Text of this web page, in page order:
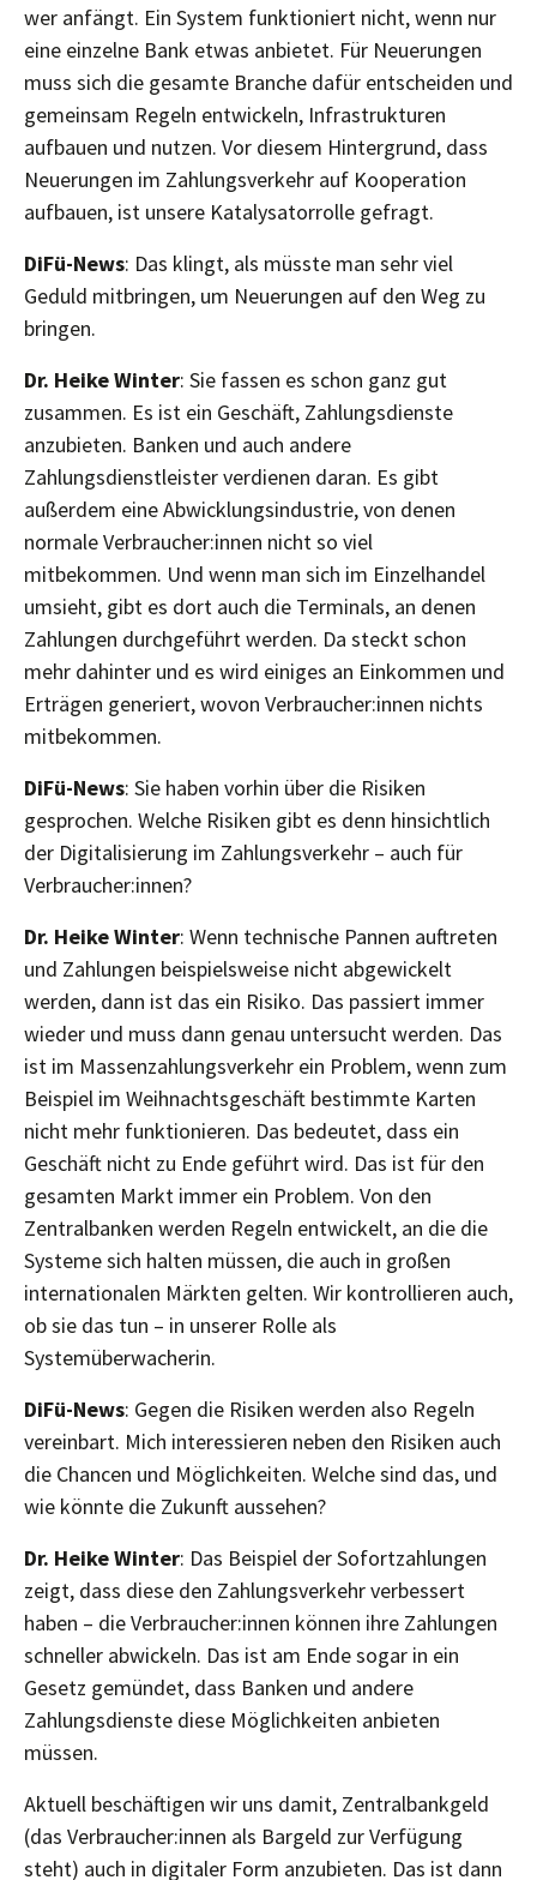
wer anfängt. Ein System funktioniert nicht, wenn nur
eine einzelne Bank etwas anbietet. Für Neuerungen
muss sich die gesamte Branche dafür entscheiden und
gemeinsam Regeln entwickeln, Infrastrukturen
aufbauen und nutzen. Vor diesem Hintergrund, dass
Neuerungen im Zahlungsverkehr auf Kooperation
aufbauen, ist unsere Katalysatorrolle gefragt.
DiFü-News: Das klingt, als müsste man sehr viel
Geduld mitbringen, um Neuerungen auf den Weg zu
bringen.
Dr. Heike Winter: Sie fassen es schon ganz gut
zusammen. Es ist ein Geschäft, Zahlungsdienste
anzubieten. Banken und auch andere
Zahlungsdienstleister verdienen daran. Es gibt
außerdem eine Abwicklungsindustrie, von denen
normale Verbraucher:innen nicht so viel
mitbekommen. Und wenn man sich im Einzelhandel
umsieht, gibt es dort auch die Terminals, an denen
Zahlungen durchgeführt werden. Da steckt schon
mehr dahinter und es wird einiges an Einkommen und
Erträgen generiert, wovon Verbraucher:innen nichts
mitbekommen.
DiFü-News: Sie haben vorhin über die Risiken
gesprochen. Welche Risiken gibt es denn hinsichtlich
der Digitalisierung im Zahlungsverkehr – auch für
Verbraucher:innen?
Dr. Heike Winter: Wenn technische Pannen auftreten
und Zahlungen beispielsweise nicht abgewickelt
werden, dann ist das ein Risiko. Das passiert immer
wieder und muss dann genau untersucht werden. Das
ist im Massenzahlungsverkehr ein Problem, wenn zum
Beispiel im Weihnachtsgeschäft bestimmte Karten
nicht mehr funktionieren. Das bedeutet, dass ein
Geschäft nicht zu Ende geführt wird. Das ist für den
gesamten Markt immer ein Problem. Von den
Zentralbanken werden Regeln entwickelt, an die die
Systeme sich halten müssen, die auch in großen
internationalen Märkten gelten. Wir kontrollieren auch,
ob sie das tun – in unserer Rolle als
Systemüberwacherin.
DiFü-News: Gegen die Risiken werden also Regeln
vereinbart. Mich interessieren neben den Risiken auch
die Chancen und Möglichkeiten. Welche sind das, und
wie könnte die Zukunft aussehen?
Dr. Heike Winter: Das Beispiel der Sofortzahlungen
zeigt, dass diese den Zahlungsverkehr verbessert
haben – die Verbraucher:innen können ihre Zahlungen
schneller abwickeln. Das ist am Ende sogar in ein
Gesetz gemündet, dass Banken und andere
Zahlungsdienste diese Möglichkeiten anbieten
müssen.
Aktuell beschäftigen wir uns damit, Zentralbankgeld
(das Verbraucher:innen als Bargeld zur Verfügung
steht) auch in digitaler Form anzubieten. Das ist dann